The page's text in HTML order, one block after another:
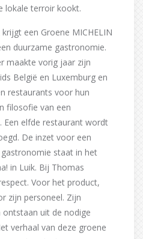
lokale terroir kookt.
een Groene MICHELIN
duurzame gastronomie.
maakte vorig jaar zijn
België en Luxemburg en
restaurants voor hun
filosofie van een
Een elfde restaurant wordt
De inzet voor een
staat in het
in Luik. Bij Thomas
Voor het product,
zijn personeel. Zijn
uit de nodige
verhaal van deze groene